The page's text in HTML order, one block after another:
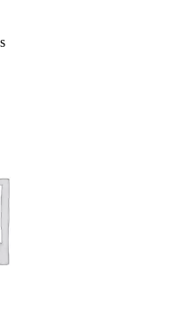
Ordenado